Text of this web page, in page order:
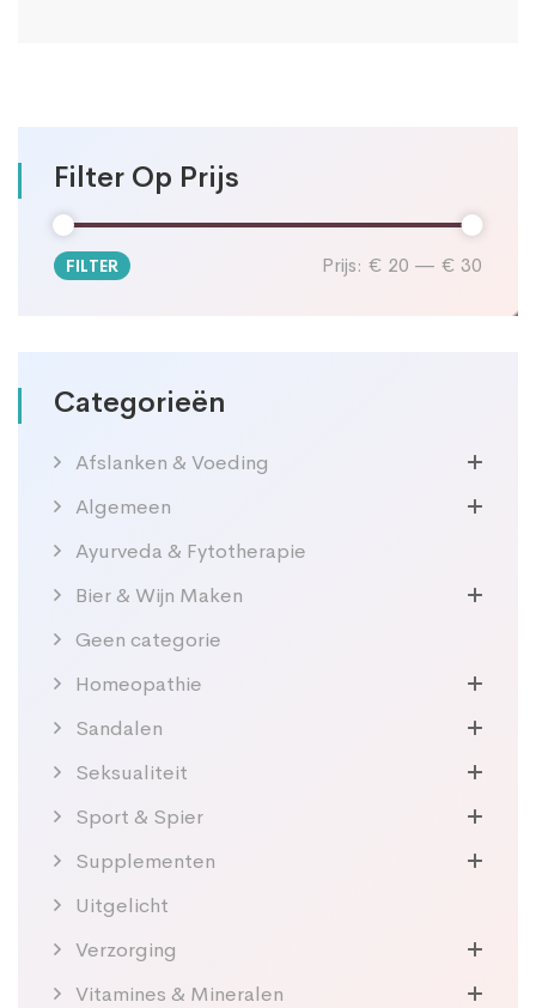
Filter Op Prijs
Min.
Max.
FILTER Prijs: € 20 — € 30
Categorieën
Afslanken & Voeding
Algemeen
Ayurveda & Fytotherapie
Bier & Wijn Maken
Geen categorie
Homeopathie
Sandalen
Seksualiteit
Sport & Spier
Supplementen
Uitgelicht
Verzorging
Vitamines & Mineralen